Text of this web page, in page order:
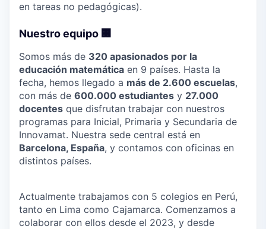
en tareas no pedagógicas).
Nuestro equipo 🏢
Somos más de 320 apasionados por la
educación matemática en 9 países. Hasta la
fecha, hemos llegado a más de 2.600 escuelas,
con más de 600.000 estudiantes y 27.000
docentes que disfrutan trabajar con nuestros
programas para Inicial, Primaria y Secundaria de
Innovamat. Nuestra sede central está en
Barcelona, España, y contamos con oficinas en
distintos países.
Actualmente trabajamos con 5 colegios en Perú,
tanto en Lima como Cajamarca. Comenzamos a
colaborar con ellos desde el 2023, y desde